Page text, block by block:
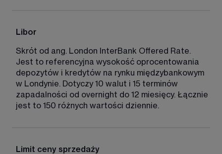
Libor
Skrót od ang. London InterBank Offered Rate.
Jest to referencyjna wysokość oprocentowania
depozytów i kredytów na rynku międzybankowym
w Londynie. Dotyczy 10 walut i 15 terminów
zapadalności od overnight do 12 miesięcy. Łącznie
jest to 150 różnych wartości dziennie.
Limit ceny sprzedaży